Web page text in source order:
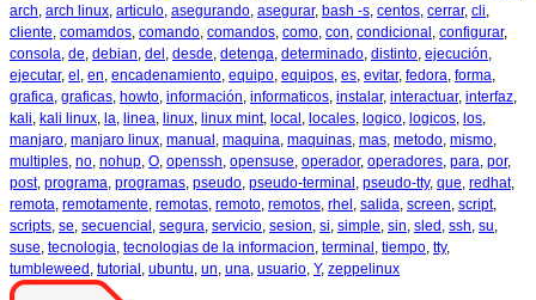
arch arch linux articulo asegurando asegurar, bash -s centos cerrar, cli
cliente comamdos comando comandos como con condicional configurar,
consola de debian del desde detenga determinado distinto ejecución
ejecutar, el en encadenamiento equipo equipos es evitar, fedora forma
grafica graficas howto información informaticos instalar, interactuar, interfaz
kali kali linux la linea linux linux mint, local locales logico logicos los
manjaro manjaro linux manual maquina maquinas mas metodo mismo
multiples no nohup O openssh opensuse operador, operadores para por,
post, programa programas pseudo pseudo-terminal pseudo-tty, que redhat,
remota remotamente remotas remoto remotos rhel salida screen script,
scripts se secuencial segura servicio sesion si simple sin sled ssh su
suse tecnologia tecnologias de la informacion terminal tiempo tty,
tumbleweed tutorial ubuntu un una usuario Y, zeppelinux